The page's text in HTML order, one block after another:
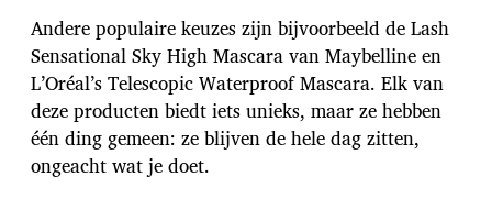
Andere populaire keuzes zijn bijvoorbeeld de Lash
Sensational Sky High Mascara van Maybelline en
L’Oréal’s Telescopic Waterproof Mascara. Elk van
deze producten biedt iets unieks, maar ze hebben
één ding gemeen: ze blijven de hele dag zitten,
ongeacht wat je doet.